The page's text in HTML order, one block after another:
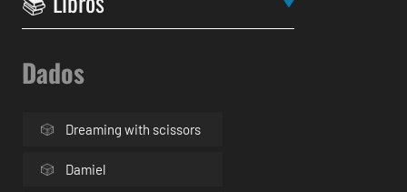
Dados
Dreaming with scissors
Damiel